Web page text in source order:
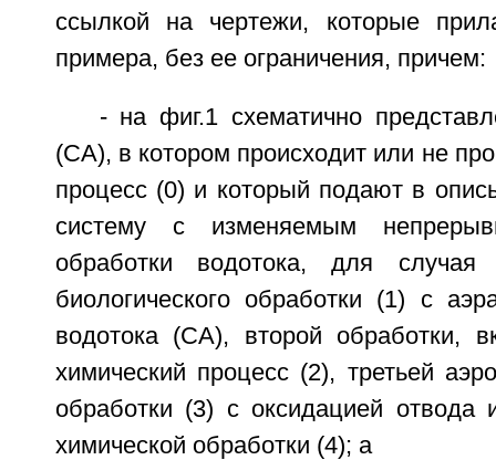
ссылкой на чертежи, которые
примера, без ее ограничения, причем:
- на фиг.1 схематично
(СА), в котором происходит или не
процесс (0) и который подают в
систему с изменяемым
обработки водотока, для случая
биологического обработки (1) с
водотока (СА), второй обработки,
химический процесс (2), третьей
обработки (3) с оксидацией отвода
химической обработки (4); а